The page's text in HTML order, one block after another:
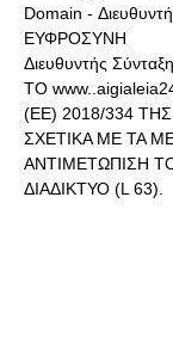
Domain -
ΕΥΦΡΟΣΥΝΗ
Διευθυντής
ΤΟ
(ΕΕ) 2018/334
ΣΧΕΤΙΚΑ ΜΕ ΤΑ
ΑΝΤΙΜΕΤΩΠΙΣΗ
ΔΙΑΔΙΚΤΥΟ (L 63).